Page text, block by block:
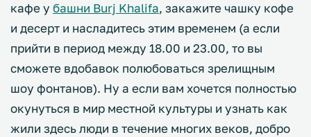
кафе у башни Burj Khalifa, закажите чашку кофе
и десерт и насладитесь этим временем (а если
прийти в период между 18.00 и 23.00, то вы
сможете вдобавок полюбоваться зрелищным
шоу фонтанов). Ну а если вам хочется полностью
окунуться в мир местной культуры и узнать как
жили здесь люди в течение многих веков, добро